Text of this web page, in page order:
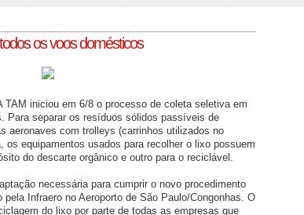
os voos domésticos
TAM iniciou em 6/8 o processo de coleta seletiva em
Para separar os resíduos sólidos passíveis de
aeronaves com trolleys (carrinhos utilizados no
os equipamentos usados para recolher o lixo possuem
do descarte orgânico e outro para o reciclável.
necessária para cumprir o novo procedimento
Infraero no Aeroporto de São Paulo/Congonhas. O
do lixo por parte de todas as empresas que